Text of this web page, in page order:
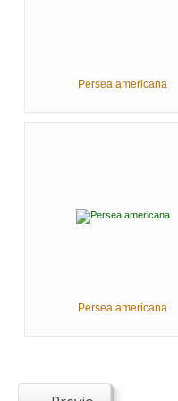
Persea americana
Persea americana